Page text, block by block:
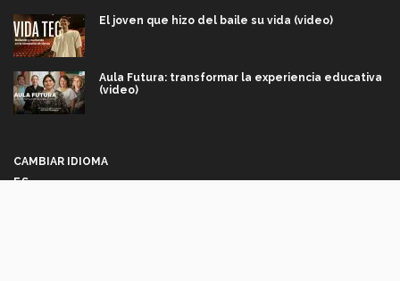
El joven que hizo del baile su vida (video)
Aula Futura: transformar la experiencia educativa
(video)
CAMBIAR IDIOMA
ES